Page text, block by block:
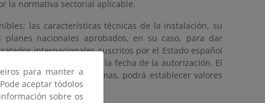
la normativa sectorial aplicable.
las características técnicas de la instalación, su
nacionales aprobados, en su caso, para dar
internacionales suscritos por el Estado español
la normativa en vigor en la fecha de la autorización. El
Comunidades Autónomas, podrá establecer valores
para manter a
aceptar tódolos
sobre os